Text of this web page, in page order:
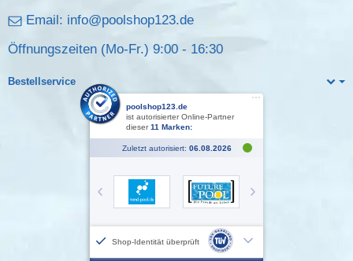
Email: info@poolshop123.de
Öffnungszeiten (Mo-Fr.) 9:00 - 16:30
Bestellservice